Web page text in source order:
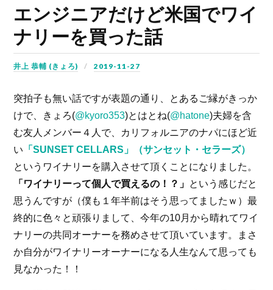
エンジニアだけど米国でワイ
ナリーを買った話
井上 恭輔 (きょろ) 2019-11-27
突拍子も無い話ですが表題の通り、とあるご縁がきっか
けで、きょろ(@kyoro353)とはとね(@hatone)夫婦を含
む友人メンバー４人で、カリフォルニアのナパにほど近
い 「SUNSET CELLARS」（サンセット・セラーズ）
というワイナリーを購入させて頂くことになりました。
「ワイナリーって個人で買えるの！？」 という感じだと
思うんですが（僕も１年半前はそう思ってましたｗ）最
終的に色々と頑張りまして、今年の10月から晴れてワイ
ナリーの共同オーナーを務めさせて頂いています。まさ
か自分がワイナリーオーナーになる人生なんて思っても
見なかった！！